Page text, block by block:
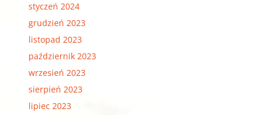
styczeń 2024
grudzień 2023
listopad 2023
październik 2023
wrzesień 2023
sierpień 2023
lipiec 2023